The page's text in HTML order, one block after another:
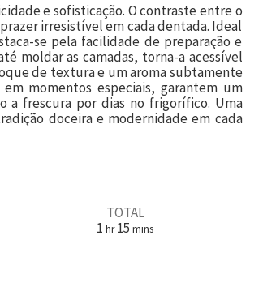
e sofisticação. O contraste entre o
irresistível em cada dentada. Ideal
se pela facilidade de preparação e
moldar as camadas, torna-a acessível
de textura e um aroma subtamente
momentos especiais, garantem um
a frescura por dias no frigorífico. Uma
doceira e modernidade em cada
TOTAL
1h
a
hr 15m
u
mins